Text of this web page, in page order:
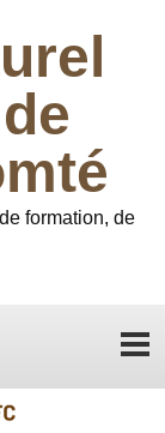
formation, de